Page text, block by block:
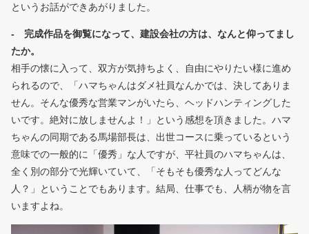
というお話ができあがりました。
- 完成作品を御覧になって、建設会社の方は、なんと仰ってまし
たか。
相手の懐に入って、双方が気持ちよく、自由にやりたい様に進め
られるので、「ハマちゃんはダメ社員なんかでは、決してありま
せん。そんな優秀な営業マンがいたら、ヘッドハンティングした
いです。絶対に放しませんよ！」という感想を頂きました。ハマ
ちゃんの同期である馬場部長は、出世コースに乗っているという
意味での一般的に「優秀」な人ですが、平社員のハマちゃんは、
全く別の部分で光輝いていて、「そもそも優秀な人ってどんな
人？」ということでもあります。結局、仕事でも、人柄が物を言
いますよね。